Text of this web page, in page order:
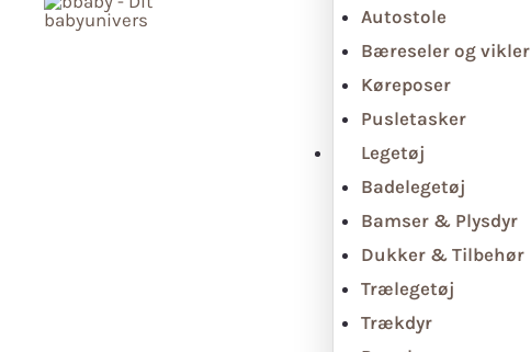
Autostole
Bæreseler og vikler
Køreposer
Pusletasker
Legetøj
Badelegetøj
Bamser & Plysdyr
Dukker & Tilbehør
Trælegetøj
Trækdyr